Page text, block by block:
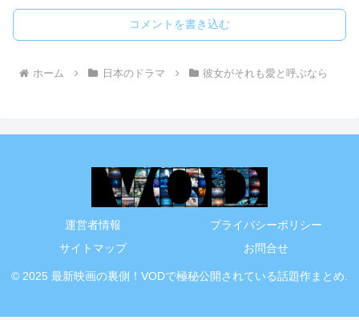
コメントを書き込む
ホーム 日本のドラマ 彼女がそれも愛と呼ぶなら
運営者情報
プライバシーポリシー
サイトマップ
お問合せ
© 2025 最新映画の裏側！VODで極秘公開されている話題作まとめ.